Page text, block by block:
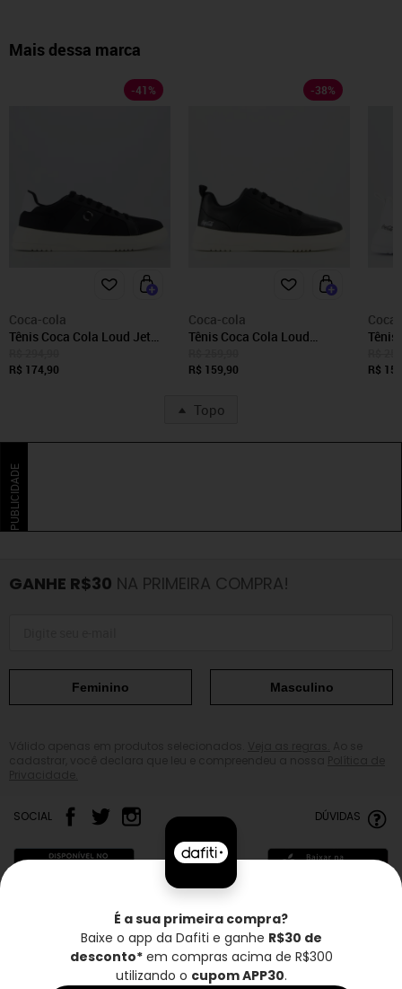
Mais dessa marca
-41 %
Coca-cola
Tênis Coca Cola Loud Jet
R$ 174,90
-38%
Coca-cola
Tênis Coca Cola Loud
R$ 159,90
Tênis
R$
Topo
PUBLICIDADE
GANHE R$30 NA PRIMEIRA COMPRA!
Feminino Masculino
SOCIAL DÚVIDAS
Frete grátis* Troca grátis Entrega rápida
É a sua primeira compra?
Baixe o app da Dafiti e ganhe R$30 de
desconto*em compras acima de R$300
utilizando o cupom APP30.